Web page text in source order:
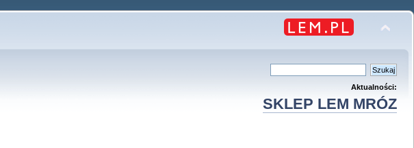
Aktualności:
SKLEP LEM MRÓZ